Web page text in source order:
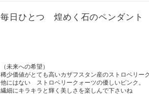
毎日ひとつ 煌めく石のペンダン
（未来への希望）
稀少価値がとても高いカザフスタン産のストロベリー
他にはない ストロベリークォーツの優しいピンク。
繊細にキラキラと輝く美しさを楽しんで下さいね